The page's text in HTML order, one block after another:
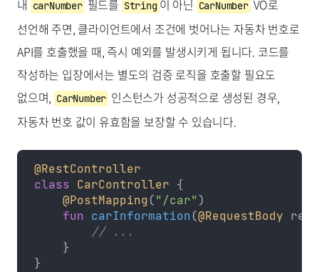
내 carNumber 필드를 String 이 아닌 CarNumber VO로
선언해 주면, 클라이언트에서 조건에 벗어나는 자동차 번호로
API를 호출했을 때, 즉시 예외를 발생시키게 됩니다. 코드를
작성하는 입장에서는 별도의 검증 로직을 호출할 필요도
없으며, CarNumber 인스턴스가 성공적으로 생성된 경우,
자동차 번호 값이 유효함을 보장할 수 있습니다.
@RestController
class CarController {
    @PostMapping
("/car")
    fun
carInformation(@RequestBody
        // ...
    }
}